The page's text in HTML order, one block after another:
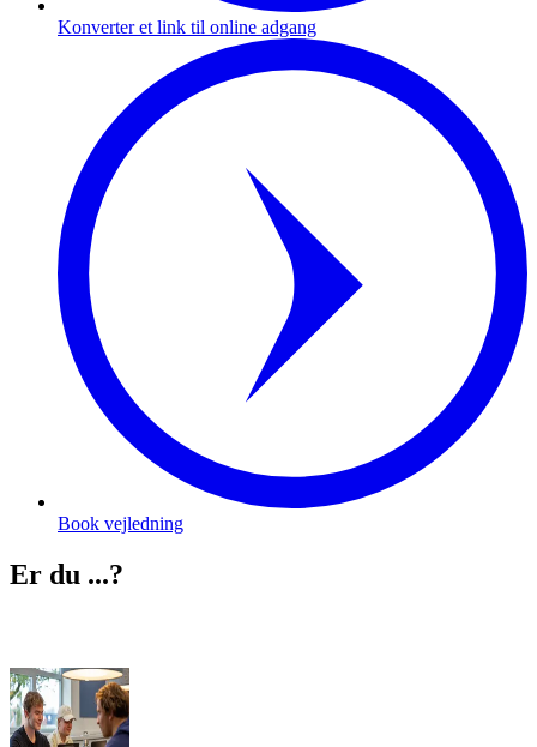
Konverter et link til online adgang
Book vejledning
Er du ...?